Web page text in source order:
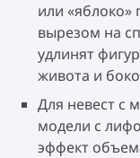
или «яблоко»
вырезом на
удлинят
живота и
Для невест с
модели с
эффект